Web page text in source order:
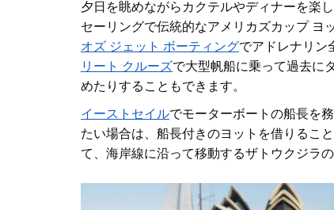
夕日を眺めながらカクテルやディナーを楽し
セーリングで伝統的なアメリカズカップ ヨ
オズ ジェット ボーティングでアドレナリン
リート クルーズで大型帆船に乗って過去に
めたりすることもでき ます。
イーストセイルでモーターボートの船長を
たい場合は、船長付きのヨットを借りるこ
て、海岸線に沿って移動するザトウクジラ